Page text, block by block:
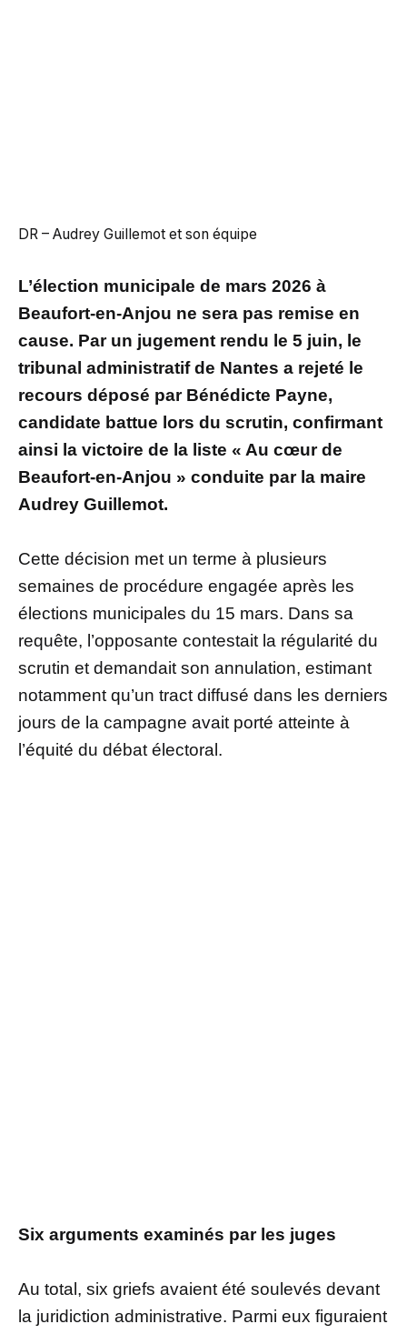
DR – Audrey Guillemot et son équipe
L’élection municipale de mars 2026 à
Beaufort-en-Anjou ne sera pas remise en
cause. Par un jugement rendu le 5 juin, le
tribunal administratif de Nantes a rejeté le
recours déposé par Bénédicte Payne,
candidate battue lors du scrutin, confirmant
ainsi la victoire de la liste « Au cœur de
Beaufort-en-Anjou » conduite par la maire
Audrey Guillemot.
Cette décision met un terme à plusieurs
semaines de procédure engagée après les
élections municipales du 15 mars. Dans sa
requête, l’opposante contestait la régularité du
scrutin et demandait son annulation, estimant
notamment qu’un tract diffusé dans les derniers
jours de la campagne avait porté atteinte à
l’équité du débat électoral.
Six arguments examinés par les juges
Au total, six griefs avaient été soulevés devant
la juridiction administrative. Parmi eux figuraient